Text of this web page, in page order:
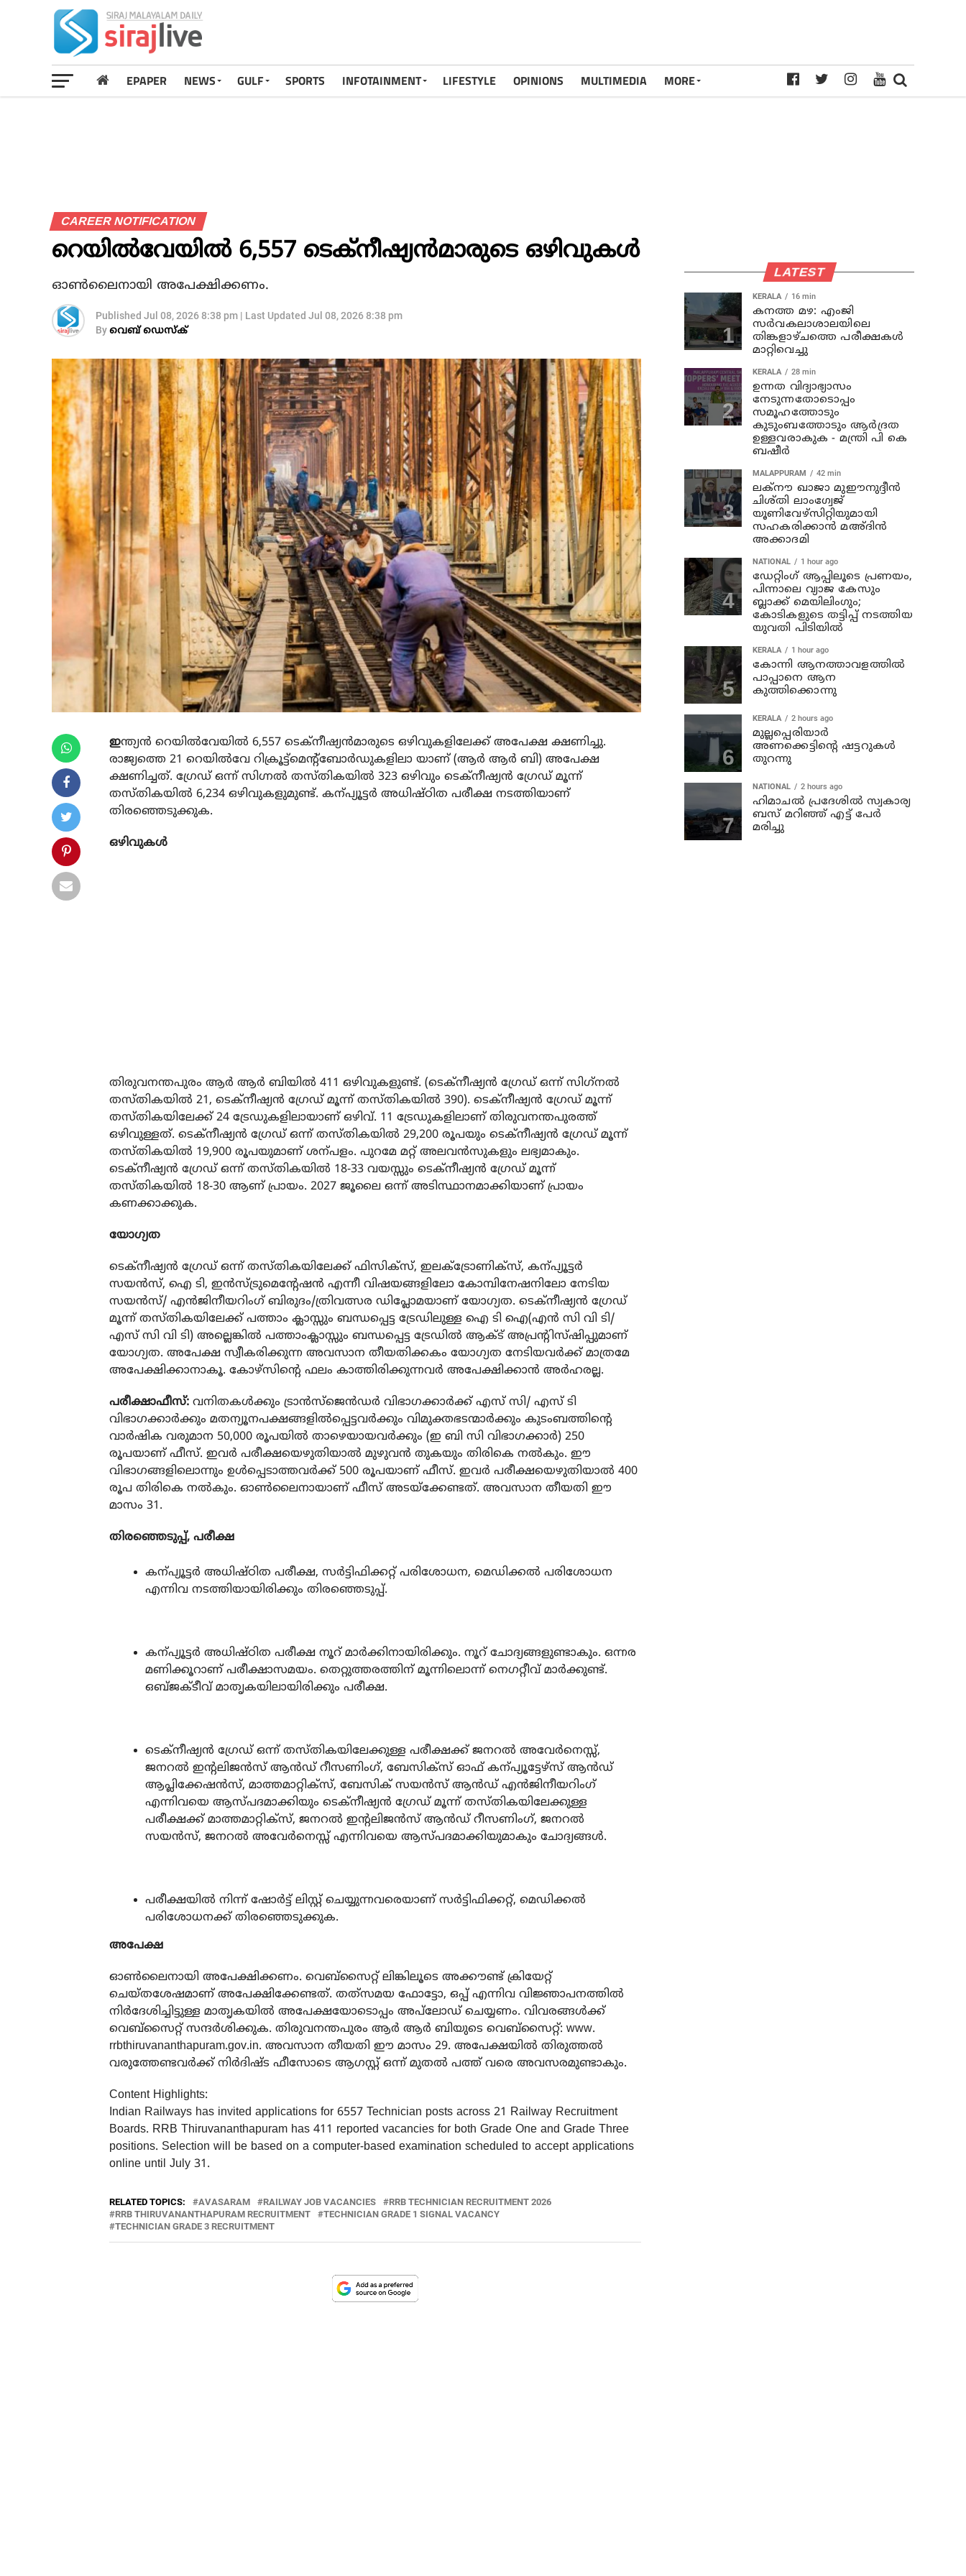
EPAPER NEWS GULF SPORTS INFOTAINMENT LIFESTYLE OPINIONS MULTIMEDIA MORE
CAREER NOTIFICATION
റെയിൽവേയിൽ 6,557 ടെക്നീഷ്യൻമാരുടെ ഒഴിവുകള്‍
ഓൺലൈനായി അപേക്ഷിക്കണം.
Published Jul 08, 2026 8:38 pm | Last Updated Jul 08, 2026 8:38 pm
Byവെബ് ഡെസ്‌ക്
ഇന്ത്യൻ റെയിൽവേയിൽ 6,557 ടെക്നീഷ്യൻമാരുടെ ഒഴിവുകളിലേക്ക് അപേക്ഷ ക്ഷണിച്ചു.
രാജ്യത്തെ 21 റെയിൽവേ റിക്രൂട്ട്‌മെന്റ്‌ബോർഡുകളിലാ യാണ് (ആർ ആർ ബി) അപേക്ഷ
ക്ഷണിച്ചത്. ഗ്രേഡ് ഒന്ന് സിഗ്നൽ തസ്തികയിൽ 323 ഒഴിവും ടെക്നീഷ്യൻ ഗ്രേഡ് മൂന്ന്
തസ്തികയിൽ 6,234 ഒഴിവുകളുമുണ്ട്. കന്പ്യൂട്ടർ അധിഷ്ഠിത പരീക്ഷ നടത്തിയാണ്
തിരഞ്ഞെടുക്കുക.
ഒഴിവുകൾ
തിരുവനന്തപുരം ആർ ആർ ബിയിൽ 411 ഒഴിവുകളുണ്ട്. (ടെക്‌നീഷ്യൻ ഗ്രേഡ് ഒന്ന് സിഗ്‌നൽ
തസ്തികയിൽ 21, ടെക്‌നീഷ്യൻ ഗ്രേഡ് മൂന്ന് തസ്തികയിൽ 390). ടെക്‌നീഷ്യൻ ഗ്രേഡ് മൂന്ന്
തസ്തികയിലേക്ക് 24 ട്രേഡുകളിലായാണ് ഒഴിവ്. 11 ട്രേഡുകളിലാണ് തിരുവനന്തപുരത്ത്
ഒഴിവുള്ളത്. ടെക്നീഷ്യൻ ഗ്രേഡ് ഒന്ന് തസ്തികയിൽ 29,200 രൂപയും ടെക്നീഷ്യൻ ഗ്രേഡ് മൂന്ന്
തസ്തികയിൽ 19,900 രൂപയുമാണ് ശന്പളം. പുറമേ മറ്റ് അലവൻസുകളും ലഭ്യമാകും.
ടെക്നീഷ്യൻ ഗ്രേഡ് ഒന്ന് തസ്തികയിൽ 18-33 വയസ്സും ടെക്നീഷ്യൻ ഗ്രേഡ് മൂന്ന്
തസ്തികയിൽ 18-30 ആണ് പ്രായം. 2027 ജൂലൈ ഒന്ന് അടിസ്ഥാനമാക്കിയാണ് പ്രായം
കണക്കാക്കുക.
യോഗ്യത
ടെക്‌നീഷ്യൻ ഗ്രേഡ് ഒന്ന് തസ്തികയിലേക്ക് ഫിസിക്‌സ്, ഇലക്ട്രോണിക്‌സ്, കന്പ്യൂട്ടർ
സയൻസ്, ഐ ടി, ഇൻസ്ട്രുമെന്റേഷൻ എന്നീ വിഷയങ്ങളിലോ കോമ്പിനേഷനിലോ നേടിയ
സയൻസ്/ എൻജിനീയറിംഗ് ബിരുദം/ത്രിവത്സര ഡിപ്ലോമയാണ് യോഗ്യത. ടെക്‌നീഷ്യൻ ഗ്രേഡ്
മൂന്ന് തസ്തികയിലേക്ക് പത്താം ക്ലാസ്സും ബന്ധപ്പെട്ട ട്രേഡിലുള്ള ഐ ടി ഐ(എൻ സി വി ടി/
എസ് സി വി ടി) അല്ലെങ്കിൽ പത്താംക്ലാസ്സും ബന്ധപ്പെട്ട ട്രേഡിൽ ആക്ട് അപ്രന്റിസ്ഷിപ്പുമാണ്
യോഗ്യത. അപേക്ഷ സ്വീകരിക്കുന്ന അവസാന തീയതിക്കകം യോഗ്യത നേടിയവർക്ക് മാത്രമേ
അപേക്ഷിക്കാനാകൂ. കോഴ്സിന്റെ ഫലം കാത്തിരിക്കുന്നവർ അപേക്ഷിക്കാൻ അർഹരല്ല.
പരീക്ഷാഫീസ്: വനിതകൾക്കും ട്രാൻസ്‌ജെൻഡർ വിഭാഗക്കാർക്ക് എസ് സി/ എസ് ടി
വിഭാഗക്കാർക്കും മതന്യൂനപക്ഷങ്ങളിൽപ്പെട്ടവർക്കും വിമുക്തഭടന്മാർക്കും കുടംബത്തിന്റെ
വാർഷിക വരുമാന 50,000 രൂപയിൽ താഴെയായവർക്കും (ഇ ബി സി വിഭാഗക്കാർ) 250
രൂപയാണ് ഫീസ്. ഇവർ പരീക്ഷയെഴുതിയാൽ മുഴുവൻ തുകയും തിരികെ നൽകും. ഈ
വിഭാഗങ്ങളിലൊന്നും ഉൾപ്പെടാത്തവർക്ക് 500 രൂപയാണ് ഫീസ്. ഇവർ പരീക്ഷയെഴുതിയാൽ 400
രൂപ തിരികെ നൽകും. ഓൺലൈനായാണ് ഫീസ് അടയ്‌ക്കേണ്ടത്. അവസാന തീയതി ഈ
മാസം 31.
തിരഞ്ഞെടുപ്പ്, പരീക്ഷ
കന്പ്യൂട്ടർ അധിഷ്ഠിത പരീക്ഷ, സർട്ടിഫിക്കറ്റ് പരിശോധന, മെഡിക്കൽ പരിശോധന
എന്നിവ നടത്തിയായിരിക്കും തിരഞ്ഞെടുപ്പ്.
കന്പ്യൂട്ടർ അധിഷ്ഠിത പരീക്ഷ നൂറ് മാർക്കിനായിരിക്കും. നൂറ് ചോദ്യങ്ങളുണ്ടാകും. ഒന്നര
മണിക്കൂറാണ് പരീക്ഷാസമയം. തെറ്റുത്തരത്തിന് മൂന്നിലൊന്ന് നെഗറ്റീവ് മാർക്കുണ്ട്.
ഒബ്ജക്ടീവ് മാതൃകയിലായിരിക്കും പരീക്ഷ.
ടെക്‌നീഷ്യൻ ഗ്രേഡ് ഒന്ന് തസ്തികയിലേക്കുള്ള പരീക്ഷക്ക് ജനറൽ അവേർനെസ്സ്,
ജനറൽ ഇന്റലിജൻസ് ആൻഡ് റീസണിംഗ്, ബേസിക്സ് ഓഫ് കന്പ്യൂട്ടേഴ്‌സ് ആൻഡ്
ആപ്ലിക്കേഷൻസ്, മാത്തമാറ്റിക്സ്, ബേസിക് സയൻസ് ആൻഡ് എൻജിനീയറിംഗ്
എന്നിവയെ ആസ്പദമാക്കിയും ടെക്‌നീഷ്യൻ ഗ്രേഡ് മൂന്ന് തസ്തികയിലേക്കുള്ള
പരീക്ഷക്ക് മാത്തമാറ്റിക്സ്, ജനറൽ ഇന്റലിജൻസ് ആൻഡ് റീസണിംഗ്, ജനറൽ
സയൻസ്, ജനറൽ അവേർനെസ്സ് എന്നിവയെ ആസ്പദമാക്കിയുമാകും ചോദ്യങ്ങൾ.
പരീക്ഷയിൽ നിന്ന് ഷോർട്ട് ലിസ്റ്റ് ചെയ്യുന്നവരെയാണ് സർട്ടിഫിക്കറ്റ്, മെഡിക്കൽ
പരിശോധനക്ക് തിരഞ്ഞെടുക്കുക.
അപേക്ഷ
ഓൺലൈനായി അപേക്ഷിക്കണം. വെബ്‌സൈറ്റ് ലിങ്കിലൂടെ അക്കൗണ്ട് ക്രിയേറ്റ്
ചെയ്തശേഷമാണ് അപേക്ഷിക്കേണ്ടത്. തത്‌സമയ ഫോട്ടോ, ഒപ്പ് എന്നിവ വിജ്ഞാപനത്തിൽ
നിർദേശിച്ചിട്ടുള്ള മാതൃകയിൽ അപേക്ഷയോടൊപ്പം അപ്‌ലോഡ് ചെയ്യണം. വിവരങ്ങൾക്ക്
വെബ്സൈറ്റ് സന്ദർശിക്കുക. തിരുവനന്തപുരം ആർ ആർ ബിയുടെ വെബ്‌സൈറ്റ്: www.
rrbthiruvananthapuram.gov.in. അവസാന തീയതി ഈ മാസം 29. അപേക്ഷയിൽ തിരുത്തൽ
വരുത്തേണ്ടവർക്ക് നിർദിഷ്ട ഫീസോടെ ആഗസ്റ്റ് ഒന്ന് മുതൽ പത്ത് വരെ അവസരമുണ്ടാകും.
Content Highlights:
Indian Railways has invited applications for 6557 Technician posts across 21 Railway Recruitment
Boards. RRB Thiruvananthapuram has 411 reported vacancies for both Grade One and Grade Three
positions. Selection will be based on a computer-based examination scheduled to accept applications
online until July 31.
RELATED TOPICS: AVASARAM RAILWAY JOB VACANCIES
RRB TECHNICIAN RECRUITMENT 2026
RRB THIRUVANANTHAPURAM RECRUITMENT
TECHNICIAN GRADE 1 SIGNAL VACANCY
TECHNICIAN GRADE 3 RECRUITMENT
LATEST
KERALA 16 min
കനത്ത മഴ: എംജി
സർവകലാശാലയിലെ
തിങ്കളാഴ്ചത്തെ പരീക്ഷകൾ
മാറ്റിവെച്ചു
KERALA 28 min
ഉന്നത വിദ്യാഭ്യാസം
നേടുന്നതോടൊപ്പം
സമൂഹത്തോടും
കുടുംബത്തോടും ആര്‍ദ്രത
ഉള്ളവരാകുക - മന്ത്രി പി കെ
ബഷീര്‍
MALAPPURAM 42 min
ലക്‌നൗ ഖാജാ മുഈനുദ്ദീന്‍
ചിശ്തി ലാംഗ്വേജ്
യൂണിവേഴ്‌സിറ്റിയുമായി
സഹകരിക്കാന്‍ മഅ്ദിന്‍
അക്കാദമി
NATIONAL 1 hour ago
ഡേറ്റിംഗ് ആപ്പിലൂടെ പ്രണയം,
പിന്നാലെ വ്യാജ കേസും
ബ്ലാക്ക് മെയിലിംഗും;
കോടികളുടെ തട്ടിപ്പ് നടത്തിയ
യുവതി പിടിയിൽ
KERALA 1 hour ago
കോന്നി ആനത്താവളത്തില്‍
പാപ്പാനെ ആന
കുത്തിക്കൊന്നു
KERALA 2 hours ago
മുല്ലപ്പെരിയാര്‍
അണക്കെട്ടിന്റെ ഷട്ടറുകള്‍
തുറന്നു
NATIONAL 2 hours ago
ഹിമാചല്‍ പ്രദേശില്‍ സ്വകാര്യ
ബസ് മറിഞ്ഞ് എട്ട് പേര്‍
മരിച്ചു